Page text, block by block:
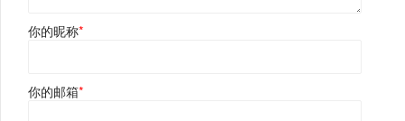
你的昵称*
你的邮箱*